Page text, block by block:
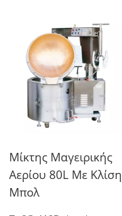
Μίκτης Μαγειρικής
Αερίου 80L Με Κλίση
Μπολ